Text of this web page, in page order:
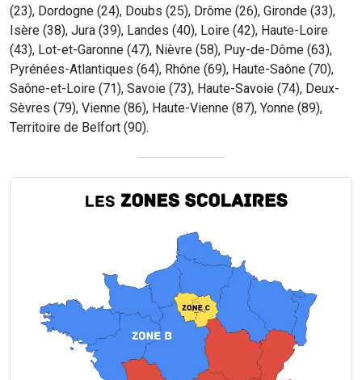
(23), Dordogne (24), Doubs (25), Drôme (26), Gironde (33),
Isère (38), Jura (39), Landes (40), Loire (42), Haute-Loire
(43), Lot-et-Garonne (47), Nièvre (58), Puy-de-Dôme (63),
Pyrénées-Atlantiques (64), Rhône (69), Haute-Saône (70),
Saône-et-Loire (71), Savoie (73), Haute-Savoie (74), Deux-
Sèvres (79), Vienne (86), Haute-Vienne (87), Yonne (89),
Territoire de Belfort (90).